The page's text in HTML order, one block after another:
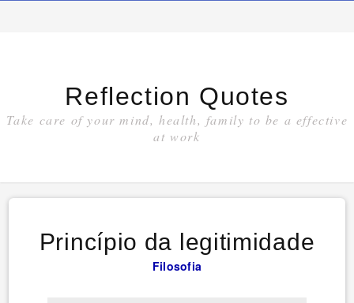
Reflection Quotes
Take care of your mind, health, family to be a effective
at work
Princípio da legitimidade
Filosofia